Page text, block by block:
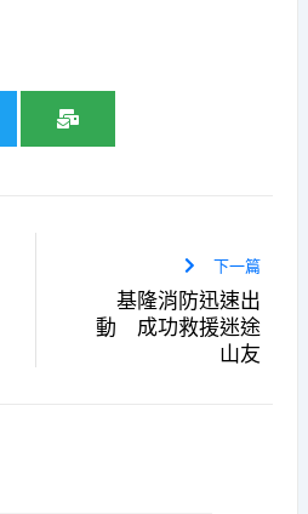
下一篇
基隆消防迅速出
動 成功救援迷途
山友